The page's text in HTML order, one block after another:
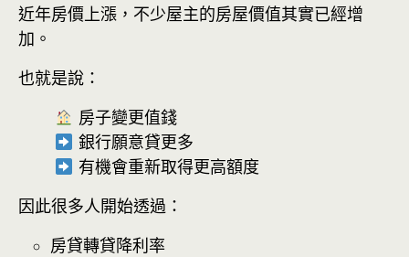
近年房價上漲，不少屋主的房屋價值其實已經增
加。
也就是說：
房子變更值錢
銀行願意貸更多
有機會重新取得更高額度
因此很多人開始透過：
房貸轉貸降利率